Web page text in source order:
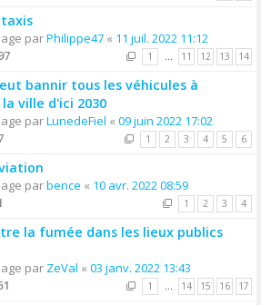
parPhilippe47 « 11 juil. 2022 11:12
1 … 11 12 13 14
bannir tous les véhicules à
ville d'ici 2030
parLunedeFiel « 09 juin 2022 17:02
1 2 3 4 5 6
parbence « 10 avr. 2022 08:59
1 2 3 4
la fumée dans les lieux publics
par ZeVal « 03 janv. 2022 13:43
1 … 14 15 16 17